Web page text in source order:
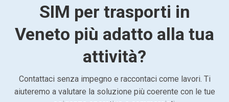
SIM per trasporti in
Veneto più adatto alla tua
attività?
Contattaci senza impegno e raccontaci come lavori. Ti
aiuteremo a valutare la soluzione più coerente con le tue